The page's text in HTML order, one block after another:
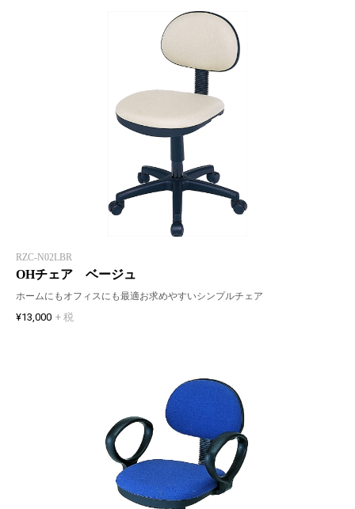
RZC-N02LBR
OHチェア ベージュ
ホームにもオフィスにも最適お求めやすいシンプルチェア
¥13,000 + 税